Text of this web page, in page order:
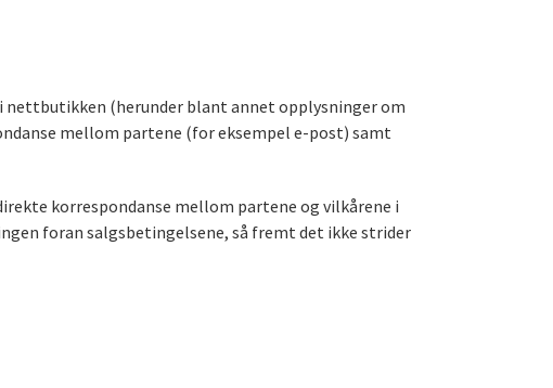
(herunder blant annet opplysninger om
mellom partene (for eksempel e-post) samt
korrespondanse mellom partene og vilkårene i
foran salgsbetingelsene, så fremt det ikke strider